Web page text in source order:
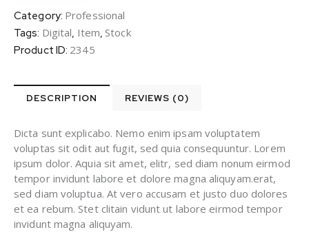
Category: Professional
Tags: Digital, Item,Stock
Product ID: 2345
DESCRIPTION REVIEWS (0)
Dicta sunt explicabo. Nemo enim ipsam voluptatem
voluptas sit odit aut fugit, sed quia consequuntur. Lorem
ipsum dolor. Aquia sit amet, elitr, sed diam nonum eirmod
tempor invidunt labore et dolore magna aliquyam.erat,
sed diam voluptua. At vero accusam et justo duo dolores
et ea rebum. Stet clitain vidunt ut labore eirmod tempor
invidunt magna aliquyam.